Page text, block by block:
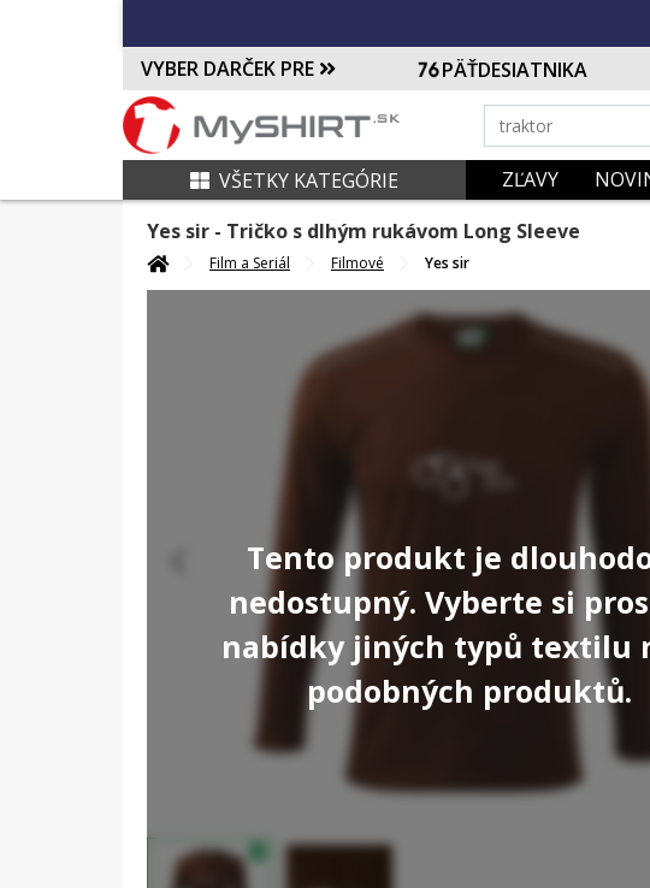
VYBER DARČEK PRE PÄŤDESIATNIKA
VŠETKY KATEGÓRIE ZĽAVY
Yes sir - Tričko s dlhým rukávom Long Sleeve
Film a Seriál Filmové Yes sir
Tento produkt je
nedostupný. Vyberte si
nabídky jiných typů textilu
podobných produktů.